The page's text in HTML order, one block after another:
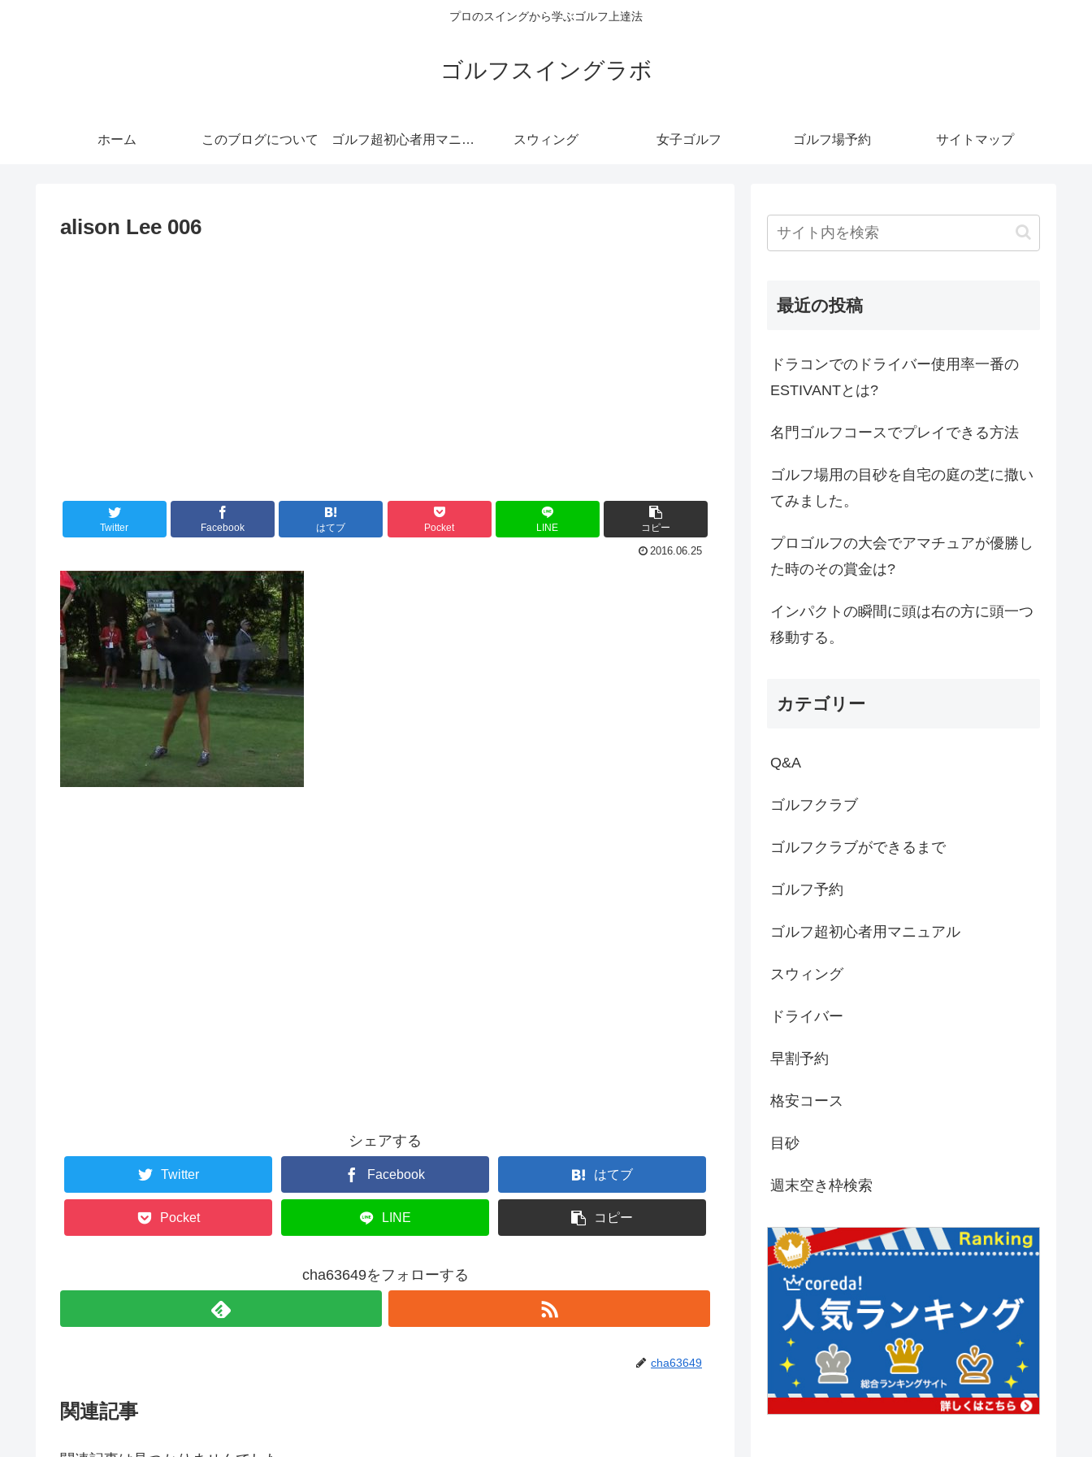
プロのスイングから学ぶゴルフ上達法
ゴルフスイングラボ
ホーム このブログについて ゴルフ超初心者用マニュ スウィング 女子ゴルフ ゴルフ場予約 サイトマップ
alison Lee 006
Twitter Facebook はてブ Pocket LINE コピー
2016.06.25
シェアする
Twitter Facebook はてブ
Pocket LINE コピー
cha63649をフォローする
cha63649
関連記事
最近の投稿
ドラコンでのドライバー使用率一番の
ESTIVANTとは?
名門ゴルフコースでプレイできる方法
ゴルフ場用の目砂を自宅の庭の芝に撒い
てみました。
プロゴルフの大会でアマチュアが優勝し
た時のその賞金は?
インパクトの瞬間に頭は右の方に頭一つ
移動する。
カテゴリー
Q&A
ゴルフクラブ
ゴルフクラブができるまで
ゴルフ予約
ゴルフ超初心者用マニュアル
スウィング
ドライバー
早割予約
格安コース
目砂
週末空き枠検索